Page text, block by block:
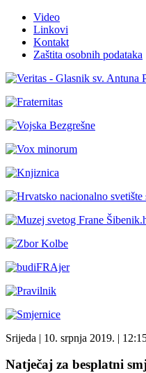
Video
Linkovi
Kontakt
Zaštita osobnih podataka
Srijeda | 10. srpnja 2019. |
Natječaj za besplatni